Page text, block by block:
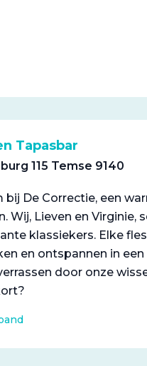
Tapasbar
115 Temse 9140
bij De Correctie, een
Wij, Lieven en
klassiekers. Elke
en ontspannen in
door onze